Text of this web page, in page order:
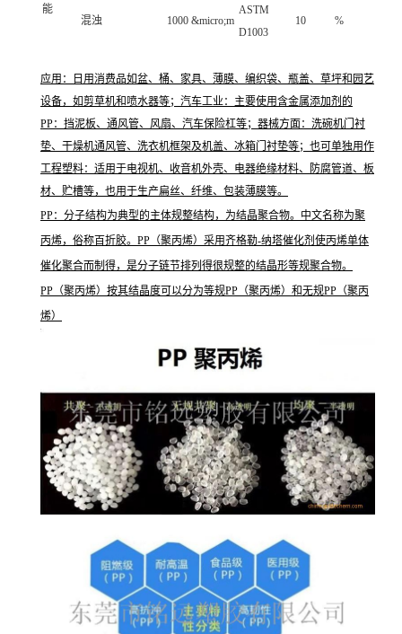
能
混浊
1000 &micro;m
ASTM
D1003
10 %
应用：日用消费品如盆、桶、家具、薄膜、编织袋、瓶盖、草坪和园艺
设备，如剪草机和喷水器等；汽车工业：主要使用含金属添加剂的
PP：挡泥板、通风管、风扇、汽车保险杠等；器械方面：洗碗机门衬
垫、干燥机通风管、洗衣机框架及机盖、冰箱门衬垫等；也可单独用作
工程塑料：适用于电视机、收音机外壳、电器绝缘材料、防腐管道、板
材、贮槽等，也用于生产扁丝、纤维、包装薄膜等。
PP：分子结构为典型的主体规整结构，为结晶聚合物。中文名称为聚
丙烯，俗称百折胶。PP（聚丙烯）采用齐格勒-纳塔催化剂使丙烯单体
催化聚合而制得，是分子链节排列得很规整的结晶形等规聚合物。
PP（聚丙烯）按其结晶度可以分为等规PP（聚丙烯）和无规PP（聚丙
烯）